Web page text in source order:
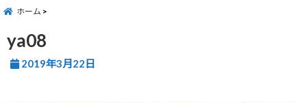
ホーム
ya08
2019年3月22日